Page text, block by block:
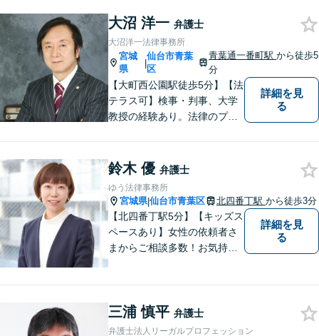
続／刑事事件など幅広く対
応。悩みを抱えた方が気軽に
相談できるように、親しみや
すい雰囲気作りを心掛けてお
ります。
大沼 洋一 弁護士
大沼洋一法律事務所
宮城
県
|
仙台市青葉
区
青葉通一番町駅から徒歩5
分
【大町西公園駅徒歩5分】【法
テラス可】検事・判事、大学
教授の経験あり。法律のプロ
トーにしています。「相談し
てよかった」と思ってもらえ
るような弁護士を目指し、
日々精進いたします。
詳細を見
る
鈴木 優 弁護士
ゆう法律事務所
宮城県|仙台市青葉区 北四番丁駅 から徒歩3分
【北四番丁駅5分】【キッズス
ペースあり】女性の依頼者さ
まからご相談多数！お気持ち
料請求／親権・養育費【労働
問題】マタハラなど女性特有
詳細を見
る
三浦 慎平 弁護士
弁護士法人リーガルプロフェッション